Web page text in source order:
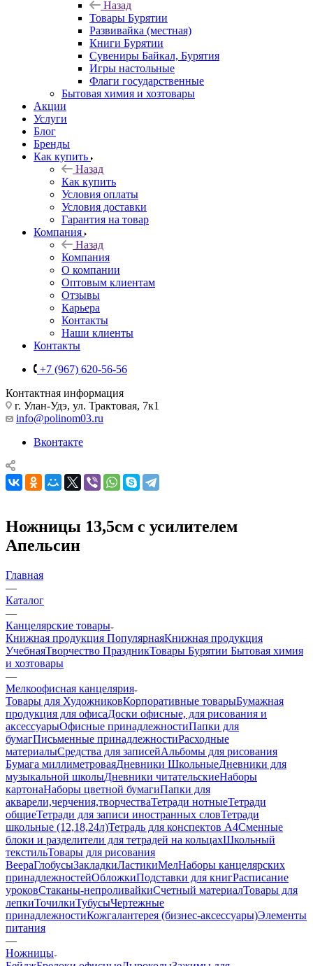
Назад
Товары Бурятии
Развивайка (местная)
Книги Бурятии
Сувениры Байкал, Бурятия
Игры настольные
Флаги государственные
Бытовая химия и хозтовары
Акции
Услуги
Блог
Бренды
Как купить
Назад
Как купить
Условия оплаты
Условия доставки
Гарантия на товар
Компания
Назад
Компания
О компании
Оптовым клиентам
Отзывы
Карьера
Контакты
Наши клиенты
Контакты
+7 (967) 620-56-56
Контактная информация
г. Улан-Удэ, ул. Трактовая, 7к1
info@polinom03.ru
Вконтакте
Ножницы 13,5см с усилителем
Апельсин
Главная
—
Каталог
—
Канцелярские товары
Книжная продукция ПопулярнаяКнижная продукция
УчебнаяТворчество ПраздникТовары Бурятии Бытовая химия
и хозтовары
—
Мелкоофисная канцелярия
Товары для ХудожниковКорпоративные товарыБумажная
продукция для офисаДоски офисные, для рисования и
аксессуарыОфисные принадлежностиПапки для
бумагПисьменные принадлежностиРасходные
материалыСредства для записейАльбомы для рисования
Бумага миллиметроваяДневники ШкольныеДневники для
музыкальной школыДневники читательскиеНаборы
картонаНаборы цветной бумагиПапки для
акварели,черчения,творчестваТетради нотныеТетради
общиеТетради для записи иностранных словТетради
школьные (12,18,24л)Тетрадь для конспектов А4Сменные
блоки и разделители для тетрадей на кольцахШкольный
текстильТовары для рисования
ВеераГлобусыЗакладкиЛастикиМелНаборы канцелярских
принадлежностейОбложкиПодставки для книгРасписание
уроковСтаканы-непроливайкиСчетный материалТовары для
лепкиТочилкиТубусыЧертежные
принадлежностиКожгалантерея (бизнес-аксессуары)Элементы
питания
—
Ножницы